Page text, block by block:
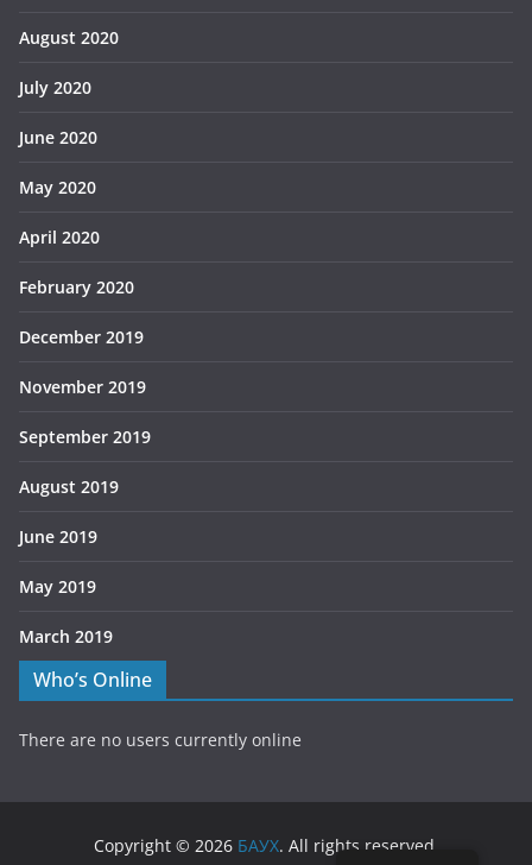
August 2020
July 2020
June 2020
May 2020
April 2020
February 2020
December 2019
November 2019
September 2019
August 2019
June 2019
May 2019
March 2019
Who’s Online
There are no users currently online
Copyright © 2026 БАУХ. All rights reserved.